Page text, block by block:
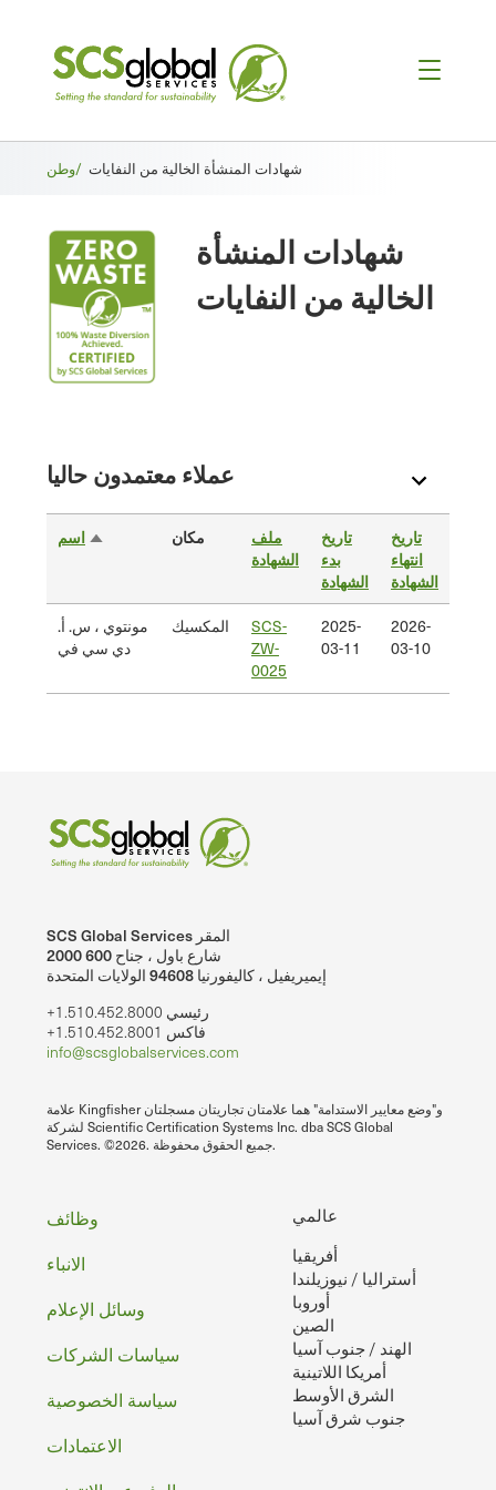
فتات
الخبز
وطن/ شهادات المنشأة الخالية من النفايات
شهادات المنشأة
الخالية من النفايات
عملاء معتمدون حاليا
اسم العميل
مكان
ملف
الشهادة
تاريخ
بدء
الشهادة
تاريخ
انتهاء
الشهادة
مونتوي ، س. أ.
دي سي في
المكسيك
SCS-
ZW-
0025
2025-
03-11
2026-
03-10
SCS Global Services المقر
2000 شارع باول ، جناح 600
إيميريفيل ، كاليفورنيا 94608 الولايات المتحدة
+1.510.452.8000 رئيسي
+1.510.452.8001 فاكس
info@scsglobalservices.com
علامة Kingfisher و"وضع معايير الاستدامة" هما علامتان تجاريتان مسجلتان
لشركة Scientific Certification Systems Inc. dba SCS Global
Services. ©2026. جميع الحقوق محفوظة.
عالمي
أفريقيا
أستراليا / نيوزيلندا
أوروبا
الصين
الهند / جنوب آسيا
أمريكا اللاتينية
الشرق الأوسط
جنوب شرق آسيا
تذييل
الصفحه
وظائف
الانباء
وسائل الإعلام
سياسات الشركات
سياسة الخصوصية
الاعتمادات